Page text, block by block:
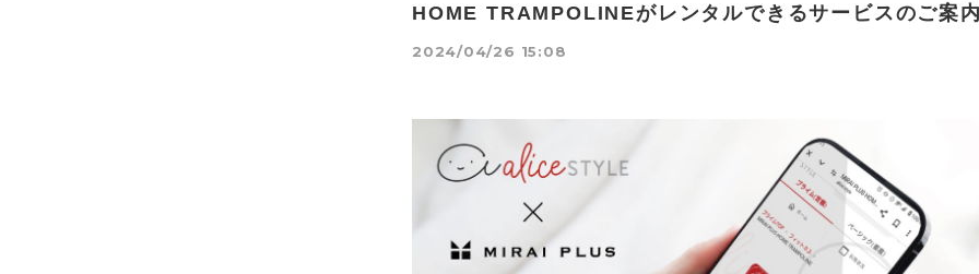
HOME TRAMPOLINEがレンタルできるサービスのご案
2024/04/26 15:08